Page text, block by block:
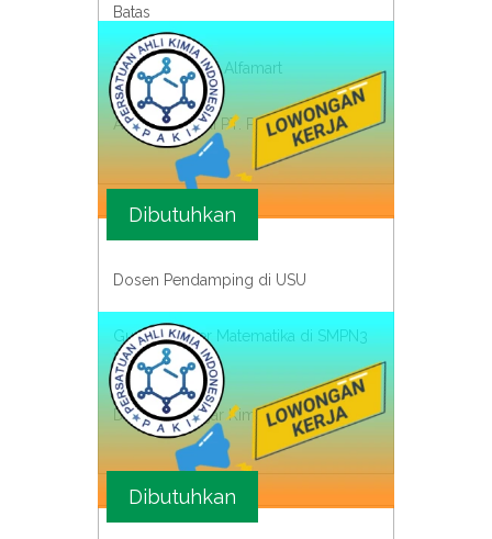
Batas
Tenaga Kasir di Alfamart
Administrasi di PT. Pophpand
Dibutuhkan
Dosen Pendamping di USU
Guru Honorer Matematika di SMPN3
NEGRI
Dosen Pengajar Kimia di UNBRA
Dibutuhkan